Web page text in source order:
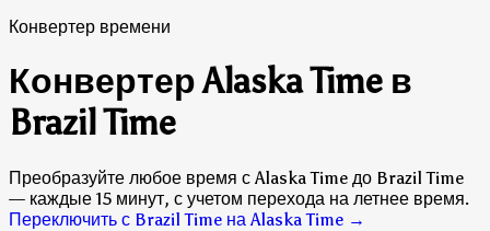
Конвертер времени
Конвертер Alaska Time в
Brazil Time
Преобразуйте любое время с Alaska Time до Brazil Time
— каждые 15 минут, с учетом перехода на летнее время.
Переключить с Brazil Time на Alaska Time →